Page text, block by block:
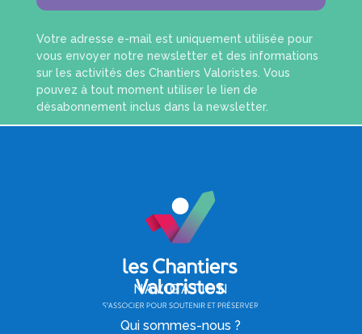
Votre adresse e-mail est uniquement utilisée pour
vous envoyer notre newsletter et des informations
sur les activités des Chantiers Valoristes. Vous
pouvez à tout moment utiliser le lien de
désabonnement inclus dans la newsletter.
NAVIGATION
Qui sommes-nous ?